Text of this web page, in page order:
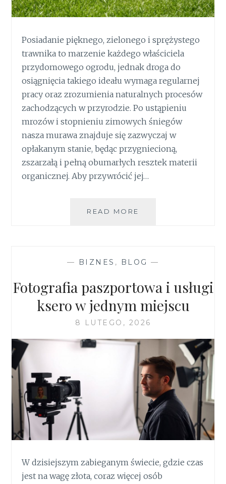
Posiadanie pięknego, zielonego i sprężystego
trawnika to marzenie każdego właściciela
przydomowego ogrodu, jednak droga do
osiągnięcia takiego ideału wymaga regularnej
pracy oraz zrozumienia naturalnych procesów
zachodzących w przyrodzie. Po ustąpieniu
mrozów i stopnieniu zimowych śniegów
nasza murawa znajduje się zazwyczaj w
opłakanym stanie, będąc przygniecioną,
zszarzałą i pełną obumarłych resztek materii
organicznej. Aby przywrócić jej…
READ MORE
GĘSTEJ
W
NOWYM
SEZONIE
— BIZNES , BLOG —
Fotografia paszportowa i usługi
ksero w jednym miejscu
8 LUTEGO, 2026
W dzisiejszym zabieganym świecie, gdzie czas
jest na wagę złota, coraz więcej osób